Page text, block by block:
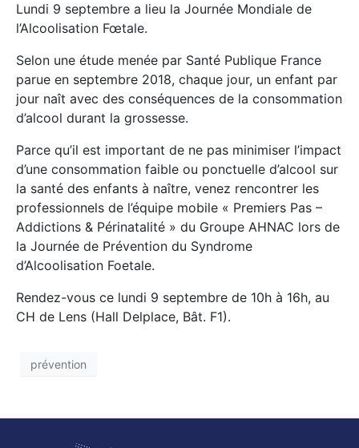
Lundi 9 septembre a lieu la Journée Mondiale de
l’Alcoolisation Fœtale.
Selon une étude menée par Santé Publique France
parue en septembre 2018, chaque jour, un enfant par
jour naît avec des conséquences de la consommation
d’alcool durant la grossesse.
Parce qu’il est important de ne pas minimiser l’impact
d’une consommation faible ou ponctuelle d’alcool sur
la santé des enfants à naître, venez rencontrer les
professionnels de l’équipe mobile « Premiers Pas –
Addictions & Périnatalité » du Groupe AHNAC lors de
la Journée de Prévention du Syndrome
d’Alcoolisation Foetale.
Rendez-vous ce lundi 9 septembre de 10h à 16h, au
CH de Lens (Hall Delplace, Bât. F1).
prévention